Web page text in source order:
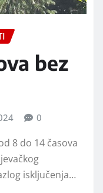
bez
0
8 do 14 časova
isključenja…